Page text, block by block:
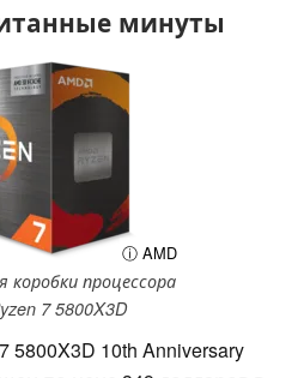
минуты
ⓘ AMD
коробки процессора
7 5800X3D
5800X3D 10th Anniversary